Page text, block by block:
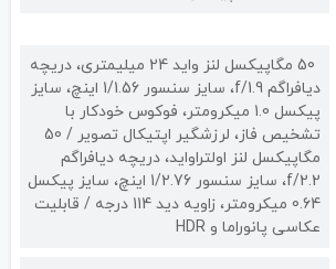
50 مگاپیکسل لنز واید 24 میلیمتری، دریچه
دیافراگم f/1.9، سایز سنسور 1/1.56 اینچ، سایز
پیکسل 1.0 میکرومتر، فوکوس خودکار با
تشخیص فاز، لرزشگیر اپتیکال تصویر / 50
مگاپیکسل لنز اولتراواید، دریچه دیافراگم
f/2.2، سایز سنسور 1/2.76 اینچ، سایز پیکسل
0.64 میکرومتر، زاویه دید 114 درجه / قابلیت
عکاسی پانوراما و HDR